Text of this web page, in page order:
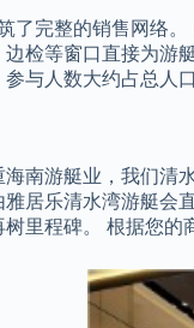
了完整的销售网络
检等窗口直接为游
与人数大约占总人
南游艇业，我们清
居乐清水湾游艇
里程碑。 根据您